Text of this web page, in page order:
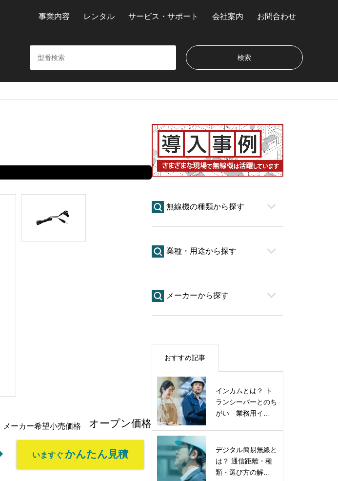
事業内容 レンタル サービス・サポート 会社案内 お問合わせ
メーカー希望小売価格 オープン価格
いますぐ かんたん見積
無線機の種類から探す
業種・用途から探す
メーカーから探す
おすすめ記事
インカムとは？ ト
ランシーバーとのち
がい 業務用イ…
デジタル簡易無線と
は？ 通信距離・種
類・選び方の解…